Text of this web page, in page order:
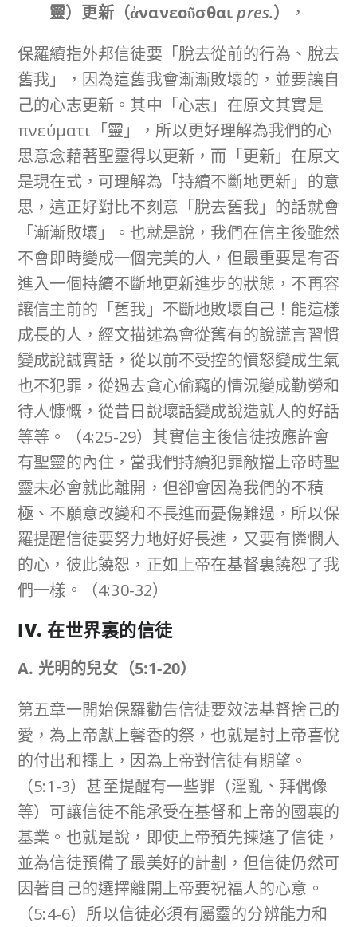
靈）更新（ἀνανεοῦσθαιpres.）
，
保羅續指外邦信徒要「脫去從前的行為、脫去
舊我」，因為這舊我會漸漸敗壞的，並要讓自
己的心志更新。其中「心志」在原文其實是
πνεύματι「靈」，所以更好理解為我們的心
思意念藉著聖靈得以更新，而「更新」在原文
是現在式，可理解為「持續不斷地更新」的意
思，這正好對比不刻意「脫去舊我」的話就會
「漸漸敗壞」。也就是說，我們在信主後雖然
不會即時變成一個完美的人，但最重要是有否
進入一個持續不斷地更新進步的狀態，不再容
讓信主前的「舊我」不斷地敗壞自己！能這樣
成長的人，經文描述為會從舊有的說謊言習慣
變成說誠實話，從以前不受控的憤怒變成生氣
也不犯罪，從過去貪心偷竊的情況變成勤勞和
待人慷慨，從昔日說壞話變成說造就人的好話
等等。（4:25-29）其實信主後信徒按應許會
有聖靈的內住，當我們持續犯罪敵擋上帝時聖
靈未必會就此離開，但卻會因為我們的不積
極、不願意改變和不長進而憂傷難過，所以保
羅提醒信徒要努力地好好長進，又要有憐憫人
的心，彼此饒恕，正如上帝在基督裏饒恕了我
們一樣。（4:30-32）
IV. 在世界裏的信徒
A. 光明的兒女（5:1-20）
第五章一開始保羅勸告信徒要效法基督捨己的
愛，為上帝獻上馨香的祭，也就是討上帝喜悅
的付出和擺上，因為上帝對信徒有期望。
（5:1-3）甚至提醒有一些罪（淫亂、拜偶像
等）可讓信徒不能承受在基督和上帝的國裏的
基業。也就是說，即使上帝預先揀選了信徒，
並為信徒預備了最美好的計劃，但信徒仍然可
因著自己的選擇離開上帝要祝福人的心意。
（5:4-6）所以信徒必須有屬靈的分辨能力和